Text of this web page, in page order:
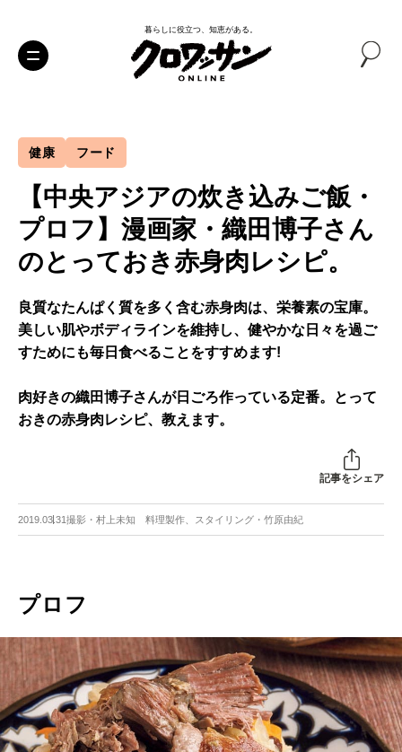
暮らしに役立つ、知恵がある。
健康 フード
【中央アジアの炊き込みご飯・
プロフ】漫画家・織田博子さん
のとっておき赤身肉レシピ。
良質なたんぱく質を多く含む赤身肉は、栄養素の宝庫。
美しい肌やボディラインを維持し、健やかな日々を過ご
すためにも毎日食べることをすすめます!
肉好きの織田博子さんが日ごろ作っている定番。とって
おきの赤身肉レシピ、教えます。
記事をシェア
2019.03.31撮影・村上未知 料理製作、スタイリング・竹原由紀
プロフ